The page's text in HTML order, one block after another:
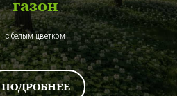
газон
с белым цветком
ПОДРОБНЕЕ